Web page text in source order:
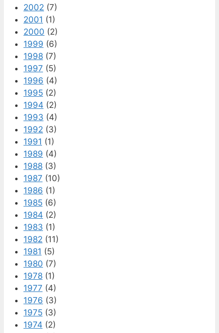
2002 (7)
2001 (1)
2000 (2)
1999 (6)
1998 (7)
1997 (5)
1996 (4)
1995 (2)
1994 (2)
1993 (4)
1992 (3)
1991 (1)
1989 (4)
1988 (3)
1987 (10)
1986 (1)
1985 (6)
1984 (2)
1983 (1)
1982 (11)
1981 (5)
1980 (7)
1978 (1)
1977 (4)
1976 (3)
1975 (3)
1974 (2)